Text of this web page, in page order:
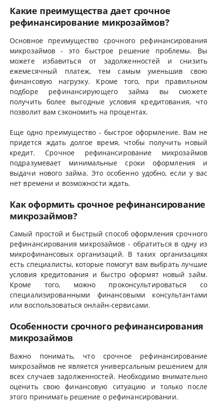
Какие преимущества дает срочное
рефинансирование микрозаймов?
Основное преимущество срочного рефинансирования
микрозаймов - это быстрое решение проблемы. Вы
можете избавиться от задолженностей и снизить
ежемесячный платеж, тем самым уменьшив свою
финансовую нагрузку. Кроме того, при правильном
подборе рефинансирующего займа вы сможете
получить более выгодные условия кредитования, что
позволит вам сэкономить на процентах.
Еще одно преимущество - быстрое оформление. Вам не
придется ждать долгое время, чтобы получить новый
кредит. Срочное рефинансирование микрозаймов
подразумевает минимальные сроки оформления и
выдачи нового займа. Это особенно удобно, если у вас
нет времени и возможности ждать.
Как оформить срочное рефинансирование
микрозаймов?
Самый простой и быстрый способ оформления срочного
рефинансирования микрозаймов - обратиться в одну из
микрофинансовых организаций. В таких организациях
есть специалисты, которые помогут вам выбрать лучшие
условия кредитования и быстро оформят новый займ.
Кроме того, можно проконсультироваться со
специализированными финансовыми консультантами
или воспользоваться онлайн-сервисами.
Особенности срочного рефинансирования
микрозаймов
Важно понимать, что срочное рефинансирование
микрозаймов не является универсальным решением для
всех случаев задолженностей. Необходимо внимательно
оценить свою финансовую ситуацию и только после
этого принимать решение о рефинансировании.